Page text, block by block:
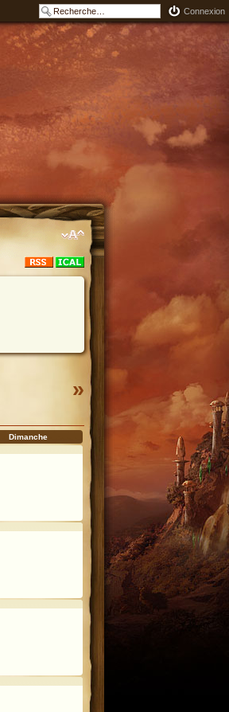
Connexion
»
Dimanche